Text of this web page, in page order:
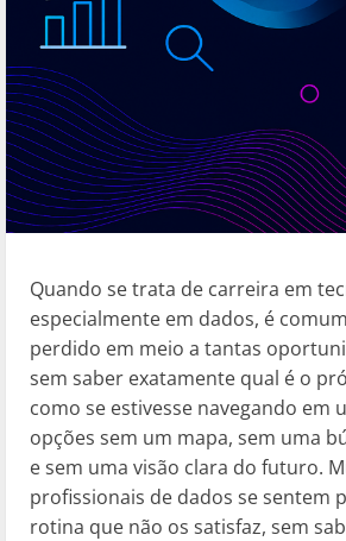
Quando se trata de carreira em
especialmente em dados, é
perdido em meio a tantas
sem saber exatamente qual é o
como se estivesse navegando em
opções sem um mapa, sem uma
e sem uma visão clara do futuro.
profissionais de dados se sentem
rotina que não os satisfaz, sem